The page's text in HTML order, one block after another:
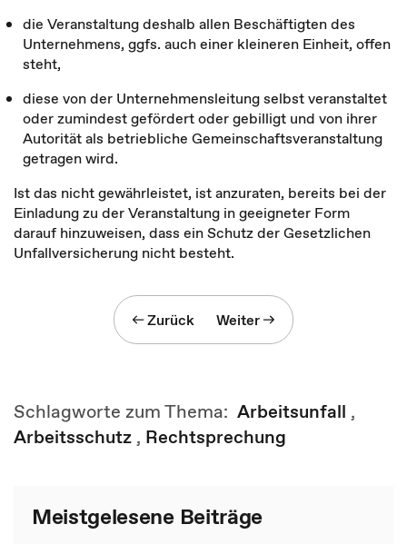
die Veranstaltung deshalb allen Beschäftigten des
Unternehmens, ggfs. auch einer kleineren Einheit, offen
steht,
diese von der Unternehmensleitung selbst veranstaltet
oder zumindest gefördert oder gebilligt und von ihrer
Autorität als betriebliche Gemeinschaftsveranstaltung
getragen wird.
Ist das nicht gewährleistet, ist anzuraten, bereits bei der
Einladung zu der Veranstaltung in geeigneter Form
darauf hinzuweisen, dass ein Schutz der Gesetzlichen
Unfallversicherung nicht besteht.
Zurück Weiter
Schlagworte zum Thema: Arbeitsunfall ,
Arbeitsschutz , Rechtsprechung
Meistgelesene Beiträge